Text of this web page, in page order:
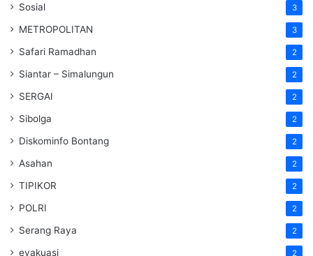
Sosial 3
METROPOLITAN 3
Safari Ramadhan 2
Siantar – Simalungun 2
SERGAI 2
Sibolga 2
Diskominfo Bontang 2
Asahan 2
TIPIKOR 2
POLRI 2
Serang Raya 2
evakuasi 2